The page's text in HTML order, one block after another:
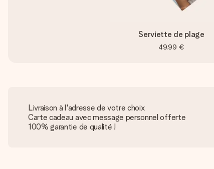
Serviette de plage
49,99 €
Livraison à l'adresse de votre choix
Carte cadeau avec message personnel offerte
100% garantie de qualité !